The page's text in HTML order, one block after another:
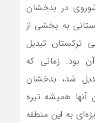
۱۹۲۰، حکومت شوروی در بدخشان
به بخشی از
ترکستان تبدیل
بخشی از آن بود. زمانی که
شد، بدخشان
همیشه تیره
به این منطقه